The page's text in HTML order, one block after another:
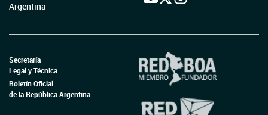
Argentina
Secretaría
Legal y Técnica
Boletín Oficial
de la República Argentina